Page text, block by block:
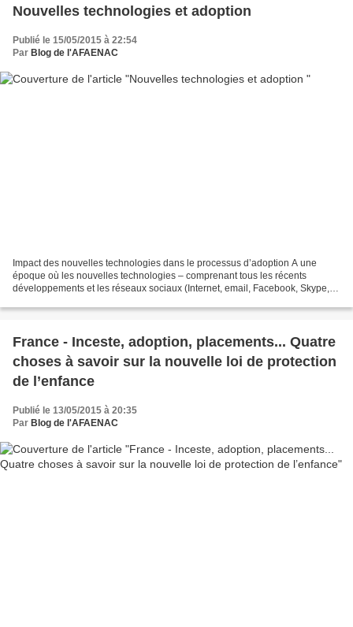
Nouvelles technologies et adoption
Publié le 15/05/2015 à 22:54
Par Blog de l'AFAENAC
Impact des nouvelles technologies dans le processus d’adoption A une
époque où les nouvelles technologies – comprenant tous les récents
développements et les réseaux sociaux (Internet, email, Facebook, Skype,
France - Inceste, adoption, placements... Quatre
choses à savoir sur la nouvelle loi de protection
de l’enfance
Publié le 13/05/2015 à 20:35
Par Blog de l'AFAENAC